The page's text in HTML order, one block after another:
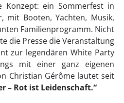
Konzept: ein Sommerfest in
mit Booten, Yachten, Musik,
Familienprogramm. Nicht
die Presse die Veranstaltung
zur legendären White Party
mit einer ganz eigenen
Christian Gérôme lautet seit
– Rot ist Leidenschaft.“